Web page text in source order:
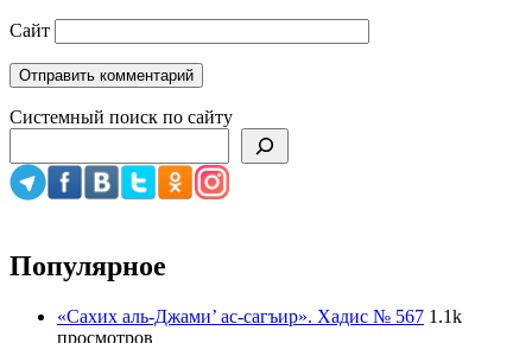
Сайт
Системный поиск по сайту
Популярное
«Сахих аль-Джами’ ас-сагъир». Хадис № 567 1.1k
просмотров